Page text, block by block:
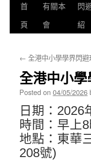
首
頁
有關本
會
閃
紹
← 全港中小學學界閃
全港中小
Posted on 04/05/2026
日期：2026
時間：早上
地點：東華
208號)